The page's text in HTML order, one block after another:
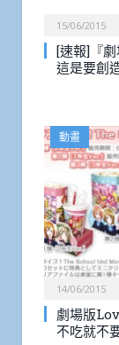
15/06/2015
[速報]『
這是要創
動畫
14/06/2015
劇場版
不吃就不